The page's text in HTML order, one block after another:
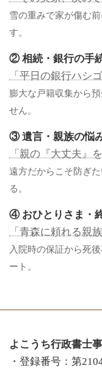
雪の重みで家が傷む
す。
② 相続・銀行の手
「平日の銀行ハシ
膨大な戸籍収集から
せん。
③ 遺言・親族の悩
「親の『大丈夫』
遠方だからこそ防ぎ
る。
④ おひとりさま・
「青森に頼れる親
入院時の保証から死
ート。
よこうち行政書士
・登録番号：第